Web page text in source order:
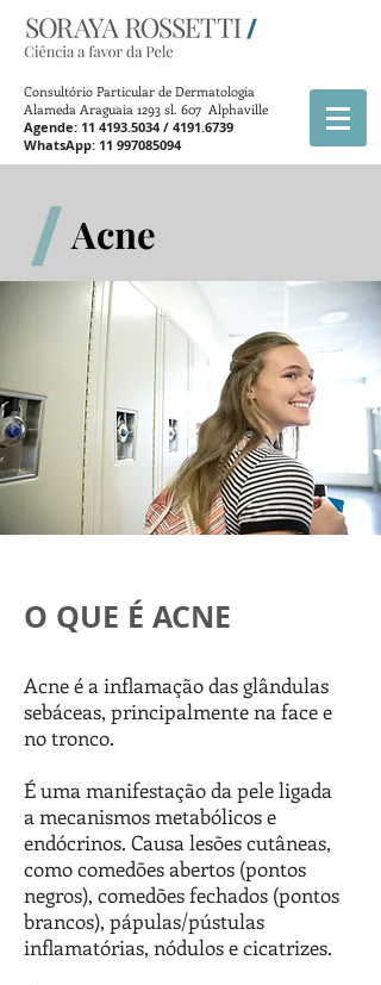
Consultório Particular de Dermatologia
Alameda Araguaia 1293 sl. 607 Alphaville
Agende: 11 4193.5034/ 4191.6739
WhatsApp: 11 997085094
Acne
O QUE É ACNE
Acne é a inflamação das glândulas
sebáceas, principalmente na face e
no tronco.
É uma manifestação da pele ligada
a mecanismos metabólicos e
endócrinos. Causa lesões cutâneas,
como comedões abertos (pontos
negros), comedões fechados (pontos
brancos), pápulas/pústulas
inflamatórias, nódulos e cicatrizes.